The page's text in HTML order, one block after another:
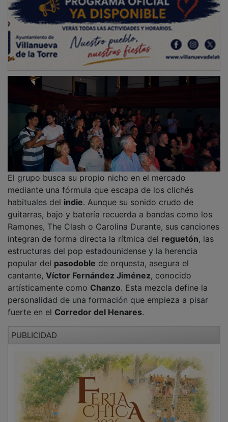
El grupo busca su propio nicho en el mercado
mediante una fórmula que escapa de los clichés
habituales del indie. Aunque su sonido crudo de
guitarras, bajo y batería recuerda a bandas como los
Ramones, The Clash o Carolina Durante, sus canciones
integran de forma directa la rítmica del reguetón, las
estructuras del pop estadounidense y la herencia
popular del pasodoble de orquesta, asegura el
cantante, Víctor Fernández Jiménez, conocido
artísticamente como Chanzo. Esta mezcla define la
personalidad de una formación que empieza a pisar
fuerte en el Corredor del Henares.
PUBLICIDAD